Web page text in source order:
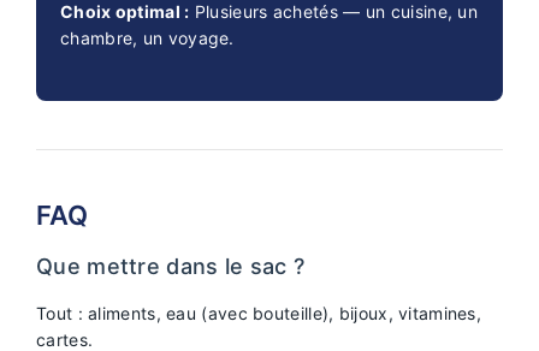
Choix optimal : Plusieurs achetés — un cuisine, un
chambre, un voyage.
FAQ
Que mettre dans le sac ?
Tout : aliments, eau (avec bouteille), bijoux, vitamines,
cartes.